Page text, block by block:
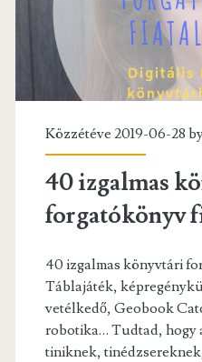
Közzétéve 2019-06-28
40 izgalmas
forgatókönyv
40 izgalmas könyvtári
Táblajáték,
vetélkedő, Geobook
robotika… Tudtad, hogy
tiniknek,